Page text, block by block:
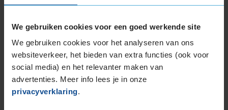
We gebruiken cookies voor een goed werkende site
We gebruiken cookies voor het analyseren van ons
websiteverkeer, het bieden van extra functies (ook voor
social media) en het relevanter maken van
advertenties. Meer info lees je in onze
privacyverklaring.
215/55R17 98V EXTRALOAD
215/65R17 99H
225/45R17 91H
225/45R17 91H RUNFLAT
225/45R17 91H RUNFLAT
225/45R17 94H EXTRALOAD